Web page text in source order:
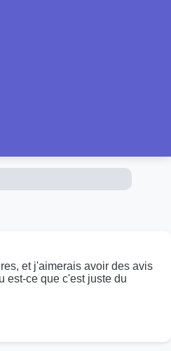
et j'aimerais avoir des avis
est-ce que c'est juste du